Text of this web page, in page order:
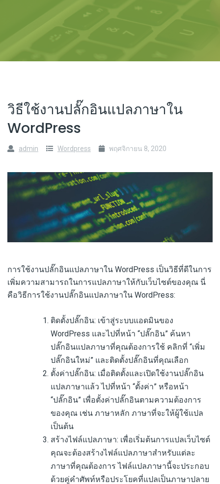
วิธีใช้งานปลั๊กอินแปลภาษาใน
WordPress
admin Wordpress พฤศจิกายน 8, 2020
การใช้งานปลั๊กอินแปลภาษาใน WordPress เป็นวิธีที่ดีในการ
เพิ่มความสามารถในการแปลภาษาให้กับเว็บไซต์ของคุณ นี่
คือวิธีการใช้งานปลั๊กอินแปลภาษาใน WordPress:
ติดตั้งปลั๊กอิน: เข้าสู่ระบบแอดมินของ
WordPress และไปที่หน้า “ปลั๊กอิน” ค้นหา
ปลั๊กอินแปลภาษาที่คุณต้องการใช้ คลิกที่ “เพิ่ม
ปลั๊กอินใหม่” และติดตั้งปลั๊กอินที่คุณเลือก
ตั้งค่าปลั๊กอิน: เมื่อติดตั้งและเปิดใช้งานปลั๊กอิน
แปลภาษาแล้ว ไปที่หน้า “ตั้งค่า” หรือหน้า
“ปลั๊กอิน” เพื่อตั้งค่าปลั๊กอินตามความต้องการ
ของคุณ เช่น ภาษาหลัก ภาษาที่จะให้ผู้ใช้แปล
เป็นต้น
สร้างไฟล์แปลภาษา: เพื่อเริ่มต้นการแปลเว็บไซต์
คุณจะต้องสร้างไฟล์แปลภาษาสำหรับแต่ละ
ภาษาที่คุณต้องการ ไฟล์แปลภาษานี้จะประกอบ
ด้วยคู่คำศัพท์หรือประโยคที่แปลเป็นภาษาปลาย